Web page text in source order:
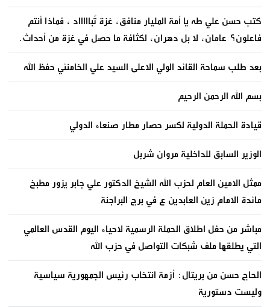
كتب حسن علي طه يا أمة المليار منافق، غزة تُباااااد ، فماذا أنتم
فاعلون؟ عامان، لا بل دهران، لكثافة ما حصل في غزة من أحداث.
بعد طلب سماحة القائد الولي الاعلى السيد علي الخامنئي حفظ الله
بسم الله الرحمن الرحيم
قيادة الحملة الدولية لكسر حصار مطار صنعاء الدولي
الوزير السابق للداخلية مروان شربل
ممثل الامين العام لحزب الله الشيخ الدكتور علي جابر يزور مطبخ
مائدة الامام زين العابدين ع في برج البراجنة
مباشر من حفل اطلاق الحملة الرسمية لاحياء اليوم القدس العالمي
التي يطلقها ملف شبكات التواصل في حزب الله
الحاج حسن من بريتال: أزمة انتخاب رئيس الجمهورية سياسية
وليست دستورية